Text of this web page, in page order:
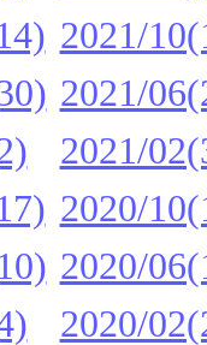
2021/
2021/
2021/
2020/
2020/
2020/